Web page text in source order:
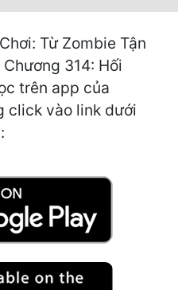
Từ Zombie Tận
314: Hối
trên app của
click vào link dưới